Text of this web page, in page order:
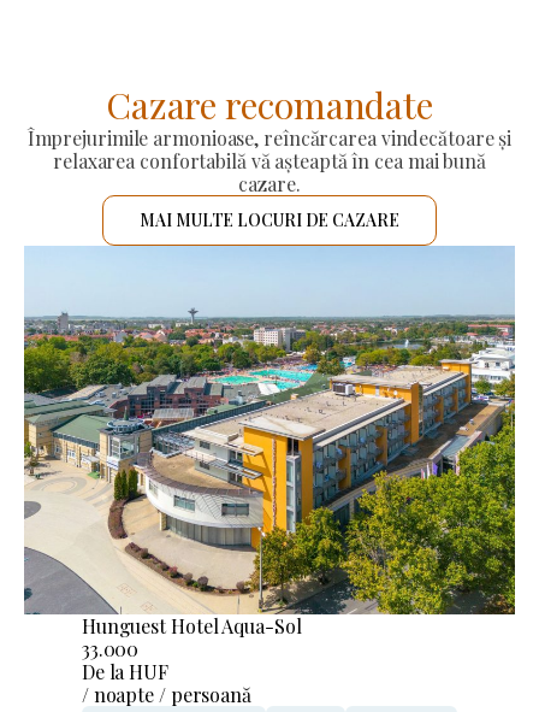
Cazare recomandate
Împrejurimile armonioase, reîncărcarea vindecătoare și
relaxarea confortabilă vă așteaptă în cea mai bună
cazare.
MAI MULTE LOCURI DE CAZARE
Hunguest Hotel Aqua-Sol
33.000
De la HUF
/ noapte / persoană